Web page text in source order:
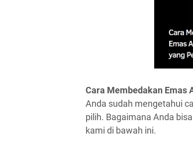
Cara Membedakan Emas
Anda sudah mengetahui
pilih. Bagaimana Anda
kami di bawah ini.